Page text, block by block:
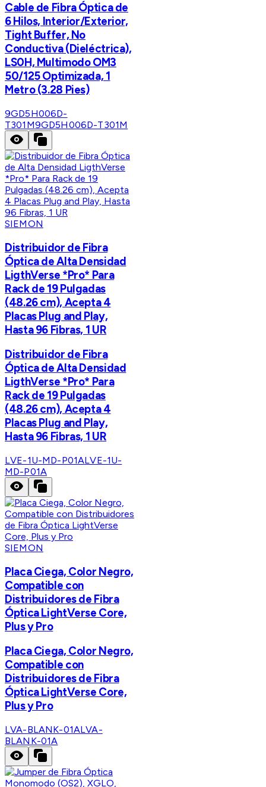
Cable de Fibra Óptica de
6 Hilos, Interior/Exterior,
Tight Buffer, No
Conductiva (Dieléctrica),
LS0H, Multimodo OM3
50/125 Optimizada, 1
Metro (3.28 Pies)
9GD5H006D-
T301M9GD5H006D-T301M
SIEMON
Distribuidor de Fibra
Óptica de Alta Densidad
LigthVerse *Pro* Para
Rack de 19 Pulgadas
(48.26 cm), Acepta 4
Placas Plug and Play,
Hasta 96 Fibras, 1 UR
Distribuidor de Fibra
Óptica de Alta Densidad
LigthVerse *Pro* Para
Rack de 19 Pulgadas
(48.26 cm), Acepta 4
Placas Plug and Play,
Hasta 96 Fibras, 1 UR
LVE-1U-MD-P01ALVE-1U-
MD-P01A
SIEMON
Placa Ciega, Color Negro,
Compatible con
Distribuidores de Fibra
Óptica LightVerse Core,
Plus y Pro
Placa Ciega, Color Negro,
Compatible con
Distribuidores de Fibra
Óptica LightVerse Core,
Plus y Pro
LVA-BLANK-01ALVA-
BLANK-01A